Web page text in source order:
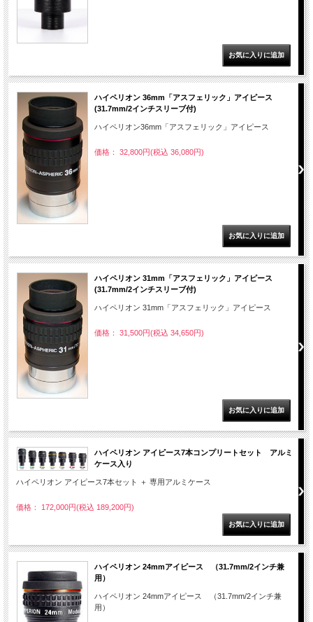
ハイペリオン 36mm「アスフェリック」アイピース
(31.7mm/2インチスリーブ付)
ハイペリオン36mm「アスフェリック」アイピース
価格： 32,800円(税込 36,080円)
ハイペリオン 31mm「アスフェリック」アイピース
(31.7mm/2インチスリーブ付)
ハイペリオン 31mm「アスフェリック」アイピース
価格： 31,500円(税込 34,650円)
ハイペリオン アイピース7本コンプリートセット アルミ
ケース入り
ハイペリオン アイピース7本セット ＋ 専用アルミケース
価格： 172,000円(税込 189,200円)
ハイペリオン 24mmアイピース （31.7mm/2インチ兼
用）
ハイペリオン 24mmアイピース （31.7mm/2インチ兼
用）